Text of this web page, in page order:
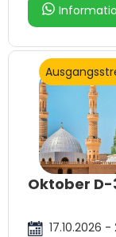
Oktober D-
17.10.2026 -